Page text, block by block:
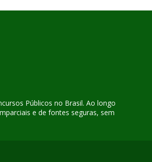
Públicos no Brasil. Ao longo
e de fontes seguras, sem